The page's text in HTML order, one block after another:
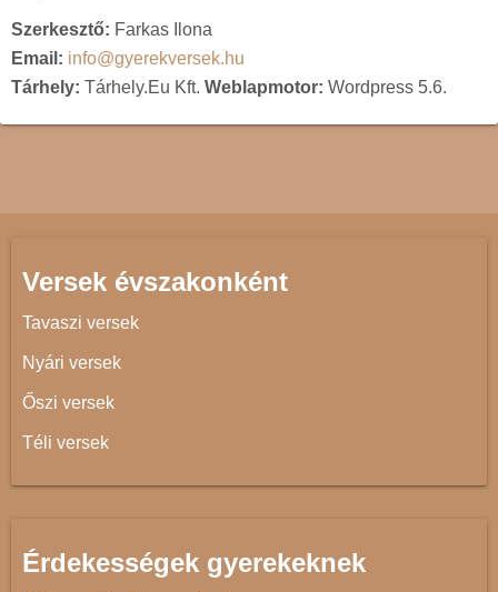
Szerkesztő: Farkas Ilona
Email: info@gyerekversek.hu
Tárhely: Tárhely.Eu Kft. Weblapmotor: Wordpress 5.6.
Versek évszakonként
Tavaszi versek
Nyári versek
Őszi versek
Téli versek
Érdekességek gyerekeknek